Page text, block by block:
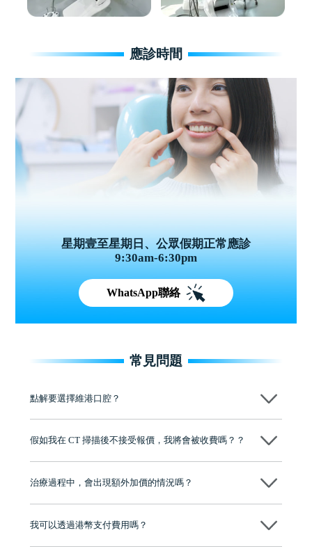
應診時間
星期壹至星期日、公眾假期正常應診
9:30am-6:30pm
WhatsApp聯絡
常見問題
點解要選擇維港口腔？
維港口腔踐行「醫道濟世」的大學校訓，各分院匯聚來自香港、內地的
牌」、「2025香港企業領袖品牌」，是諾貝爾種植系統全球放心植牙中
至今已服務超過三十個國家和地區的顧客，受到粵港澳大灣區及周邊城
市市民極高的口碑評價及信任推薦 珠海、深圳設有八大分院，香港亦設
有咨詢及服務保障中心，有任何問題都可以隨時預約免費咨詢，讓人十
假如我在 CT 掃描後不接受報價，我將會被收費嗎？？
治療過程中，會出現額外加價的情況嗎？
我可以透過港幣支付費用嗎？